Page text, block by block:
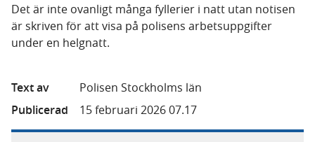
Det är inte ovanligt många fyllerier i natt utan notisen
är skriven för att visa på polisens arbetsuppgifter
under en helgnatt.
Text av
Polisen Stockholms län
Publicerad
15 februari 2026 07.17